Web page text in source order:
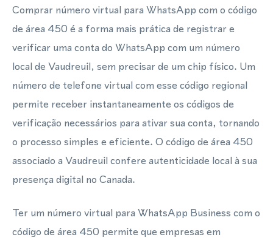
Comprar número virtual para WhatsApp com o código
de área 450 é a forma mais prática de registrar e
verificar uma conta do WhatsApp com um número
local de Vaudreuil, sem precisar de um chip físico. Um
número de telefone virtual com esse código regional
permite receber instantaneamente os códigos de
verificação necessários para ativar sua conta, tornando
o processo simples e eficiente. O código de área 450
associado a Vaudreuil confere autenticidade local à sua
presença digital no Canada.
Ter um número virtual para WhatsApp Business com o
código de área 450 permite que empresas em